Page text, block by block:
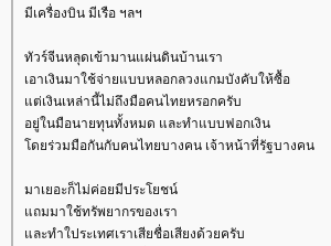
มีเครื่องบิน มีเรือ ฯลฯ
ทัวร์จีนหลุดเข้ามานแผ่นดินบ้านเรา
เอาเงินมาใช้จ่ายแบบหลอกลวงแกมบังคับให้ซื้อ
ต่เงินเหล่านี้ไม่ถึงมือคนไทยหรอกครับ
อยู่ในมือนายทุนทั้งหมด และทำแบบฟอกเงิน
ดยร่วมมือกันกับคนไทยบางคน เจ้าหน้าที่รัฐบางคน
มาเยอะก็ไม่ค่อยมีประโยชน์
ถมมาใช้ทรัพยากรของเรา
ละทำใประเทศเราเสียชื่อเสียงด้วยครับ